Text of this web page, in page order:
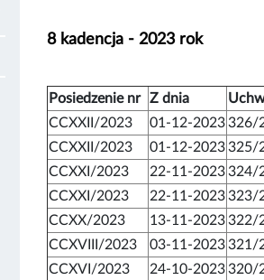
8 kadencja - 2023 rok
Posiedzenie nr Z dnia
CCXXII/2023
01-12-2023326/
CCXXII/2023
01-12-2023325/
CCXXI/2023
22-11-2023324/
CCXXI/2023
22-11-2023323/
CCXX/2023
13-11-2023322/
CCXVIII/2023
03-11-2023321/
CCXVI/2023
24-10-2023320/